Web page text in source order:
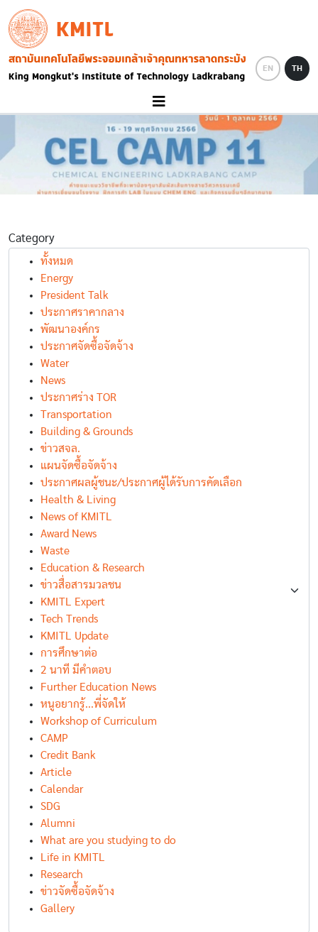
Skip to main content
KMITL
Image
EN TH
Category
ทั้งหมด
Energy
President Talk
ประกาศราคากลาง
พัฒนาองค์กร
ประกาศจัดซื้อจัดจ้าง
Water
News
ประกาศร่าง TOR
Transportation
Building & Grounds
ข่าวสจล.
แผนจัดซื้อจัดจ้าง
ประกาศผลผู้ชนะ/ประกาศผู้ได้รับการคัดเลือก
Health & Living
News of KMITL
Award News
Waste
Education & Research
ข่าวสื่อสารมวลชน
KMITL Expert
Tech Trends
KMITL Update
การศึกษาต่อ
2 นาที มีคำตอบ
Further Education News
หนูอยากรู้...พี่จัดให้
Workshop of Curriculum
CAMP
Credit Bank
Article
Calendar
SDG
Alumni
What are you studying to do
Life in KMITL
Research
ข่าวจัดซื้อจัดจ้าง
Gallery